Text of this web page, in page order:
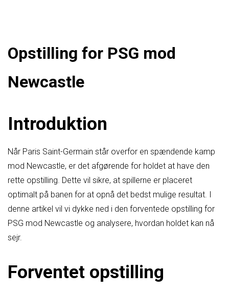
Opstilling for PSG mod
Newcastle
Introduktion
Når Paris Saint-Germain står overfor en spændende kamp
mod Newcastle, er det afgørende for holdet at have den
rette opstilling. Dette vil sikre, at spillerne er placeret
optimalt på banen for at opnå det bedst mulige resultat. I
denne artikel vil vi dykke ned i den forventede opstilling for
PSG mod Newcastle og analysere, hvordan holdet kan nå
sejr.
Forventet opstilling